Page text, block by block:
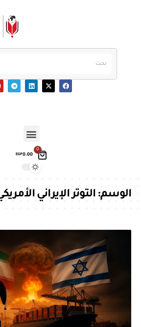
0
EGP0.00
الوسم:التوتر الإيراني الأمريكي